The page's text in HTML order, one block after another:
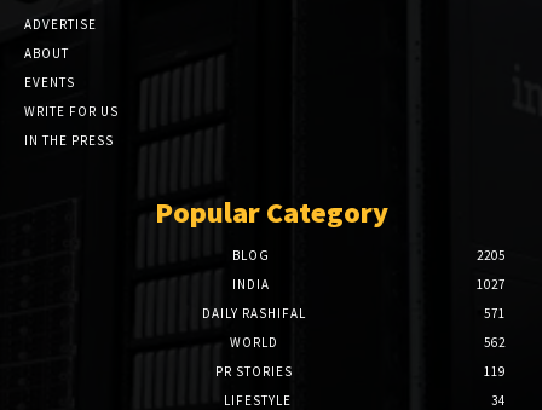
ADVERTISE
ABOUT
EVENTS
WRITE FOR US
IN THE PRESS
Popular Category
BLOG
2205
INDIA
1027
DAILY RASHIFAL
571
WORLD
562
PR STORIES
119
LIFESTYLE
34